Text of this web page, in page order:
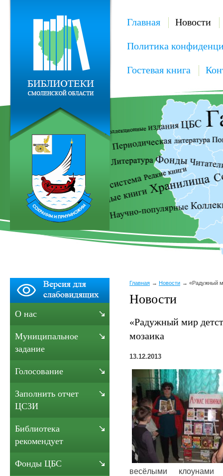
Главная Новости
Политика
Гостевая книга
Главная Новости «Радужный
Новости
«Радужный мир
мозаика
13.12.2013
весёлыми
О нас
Муниципальное
задание
Голосование
Заполнить отчет
ЦСЗИ
Библиотека
рекомендует
Фонды ЦБС